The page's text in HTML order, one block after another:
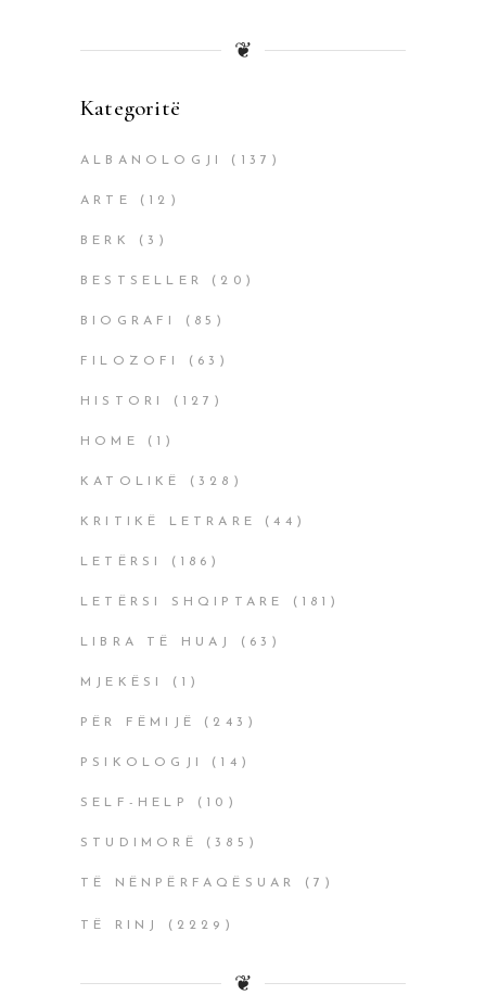
❦
Kategoritë
ALBANOLOGJI (137)
ARTE (12)
BERK (3)
BESTSELLER (20)
BIOGRAFI (85)
FILOZOFI (63)
HISTORI (127)
HOME (1)
KATOLIKË (328)
KRITIKË LETRARE (44)
LETËRSI (186)
LETËRSI SHQIPTARE (181)
LIBRA TË HUAJ (63)
MJEKËSI (1)
PËR FËMIJË (243)
PSIKOLOGJI (14)
SELF-HELP (10)
STUDIMORË (385)
TË NËNPËRFAQËSUAR (7)
TË RINJ (2229)
❦